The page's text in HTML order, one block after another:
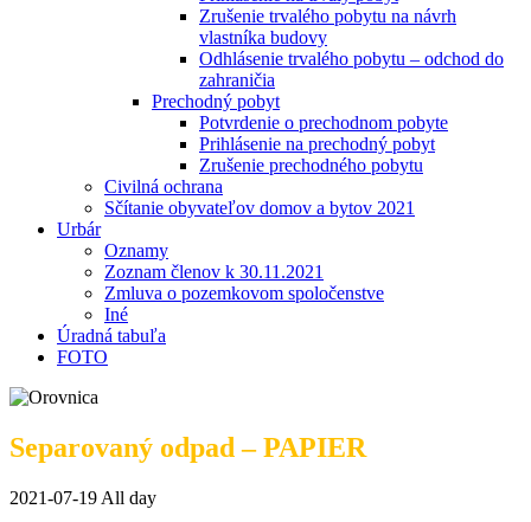
Zrušenie trvalého pobytu na návrh
vlastníka budovy
Odhlásenie trvalého pobytu – odchod do
zahraničia
Prechodný pobyt
Potvrdenie o prechodnom pobyte
Prihlásenie na prechodný pobyt
Zrušenie prechodného pobytu
Civilná ochrana
Sčítanie obyvateľov domov a bytov 2021
Urbár
Oznamy
Zoznam členov k 30.11.2021
Zmluva o pozemkovom spoločenstve
Iné
Úradná tabuľa
FOTO
Separovaný odpad – PAPIER
2021-07-19 All day